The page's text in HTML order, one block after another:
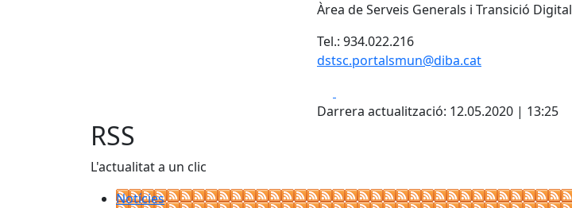
Àrea de Serveis Generals i Transició Digital
Tel.: 934.022.216
dstsc.portalsmun@diba.cat
Darrera actualització: 12.05.2020 | 13:25
RSS
L'actualitat a un clic
Notícies